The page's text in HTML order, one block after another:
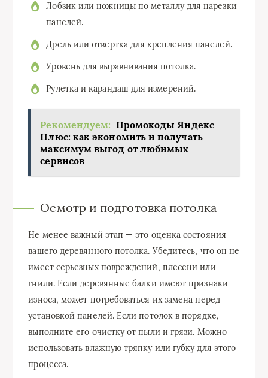
Лобзик или ножницы по металлу для нарезки
панелей.
Дрель или отвертка для крепления панелей.
Уровень для выравнивания потолка.
Рулетка и карандаш для измерений.
Рекомендуем: Промокоды Яндекс
Плюс: как экономить и получать
максимум выгод от любимых
сервисов
Осмотр и подготовка потолка
Не менее важный этап — это оценка состояния
вашего деревянного потолка. Убедитесь, что он не
имеет серьезных повреждений, плесени или
гнили. Если деревянные балки имеют признаки
износа, может потребоваться их замена перед
установкой панелей. Если потолок в порядке,
выполните его очистку от пыли и грязи. Можно
использовать влажную тряпку или губку для этого
процесса.